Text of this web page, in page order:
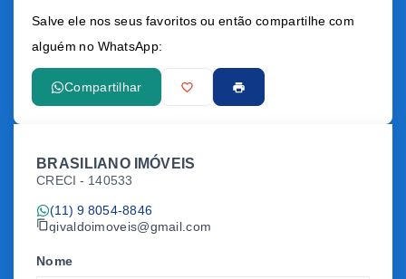
Salve ele nos seus favoritos ou então compartilhe com
alguém no WhatsApp:
Compartilhar
BRASILIANO IMÓVEIS
CRECI - 140533
(11) 9 8054-8846
givaldoimoveis@gmail.com
Nome